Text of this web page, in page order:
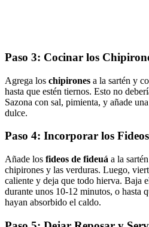
Paso 3: Cocinar los
Agrega los chipirones a la sartén y
hasta que estén tiernos. Esto no
Sazona con sal, pimienta, y añade
dulce.
Paso 4: Incorporar los
Añade los fideos de fideuá a la
chipirones y las verduras. Luego,
caliente y deja que todo hierva. Baja
durante unos 10-12 minutos, o hasta
hayan absorbido el caldo.